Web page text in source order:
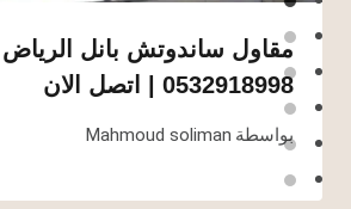
مقاول ساندوتش بانل الرياض |
0532918998 | اتصل الان
بواسطة Mahmoud soliman